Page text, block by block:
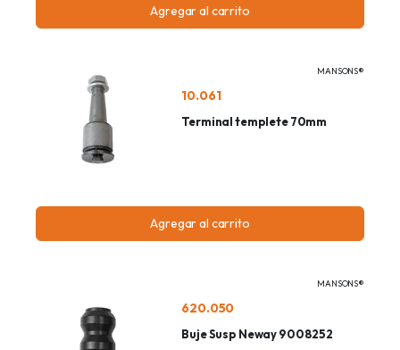
Agregar al carrito
MANSONS®
10.061
Terminal templete 70mm
Agregar al carrito
MANSONS®
620.050
Buje Susp Neway 9008252